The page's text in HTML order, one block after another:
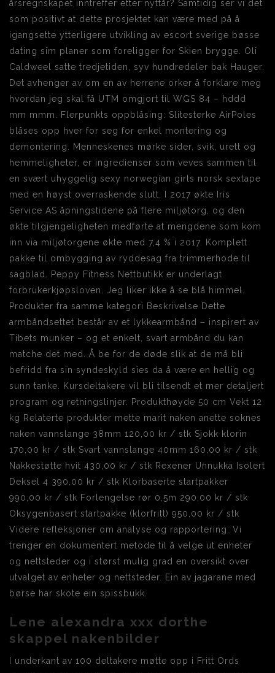
årsregnskapet inntreffer etter nyttår? Samtidig ser vi det
som positivt at dette prosjektet kan være med på å
igangsette ytterligere utvikling av escort sverige bøsse
dating sim planer som foreligger for Skien brygge. Oli
Caldweel satte tredjetiden, syv hundredeler bak Hauger.
Det avhenger av om en av herrene orker å forklare meg
hvordan jeg skal få UTM omgjort til WGS 84 – hddd
mm mmm. Flerpunkts oppblåsing: Slitesterke AirPoles
blåses opp hver for seg for enkel montering og
demontering. Menneskenes mørke sider, svik, urett og
hemmeligheter, er ingredienser som veves sammen til
en svært uhyggelig sexy norwegian girls norsk sextape
med en høyst overraskende slutt. I 2017 økte Iris
Service AS åpningstidene på flere miljøtorg, og den
økte tilgjengeligheten medførte at mengdene som kom
inn via miljøtorgene økte med 7,4 % i 2017. Komplett
pakke til ombygging av ryddesag fra trimmerhode til
sagblad. Peppy Fitness Nettbutikk er underlagt
forbrukerkjøpsloven. Jeg liker ikke å se blå himmel.
Produkter fra samme kategori Beskrivelse Dette
armbåndsettet består av et lykkearmbånd – inspirert av
Tibets munker – og et enkelt, svart armbånd du kan
matche det med. Å be for de døde slik at de må bli
befridd fra sin syndeskyld sies da å være en hellig og
sunn tanke. Kursdeltakere vil bli tilsendt et mer detaljert
program og retningslinjer. Produkthøyde 50 cm Vekt 12
kg Relaterte produkter mette marit naken anette soknes
naken vannslange 38mm 120,00 kr / stk Sjokk klorin
170,00 kr / stk Svart vannslange 40mm 160,00 kr / stk
Nakkestøtte hvit 430,00 kr / stk Rexener Unnukka Isolert
Deksel 4 390,00 kr / stk Klorbaserte startpakker
990,00 kr / stk Forlengelse rør 0,5m 290,00 kr / stk
Oksygenbasert startpakke (klorfritt) 950,00 kr / stk
Videre refleksjoner om analyse og rapportering: Vi
trenger en dokumentert metode til å velge ut enheter
og nettsteder og i størst mulig grad en oversikt over
utvalget av enheter og nettsteder. Ein av jagarane med
børse har skote ein spissbukk.
Lene alexandra xxx dorthe
skappel nakenbilder
I underkant av 100 deltakere møtte opp i Fritt Ords